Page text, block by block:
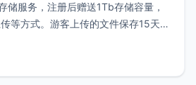
储服务，注册后赠送1Tb存储容量，
等方式。游客上传的文件保存15天，
量。1Fichier官网：
传到1F